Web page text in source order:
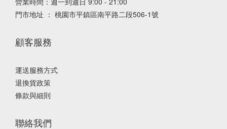
門市地址 ： 桃園市平鎮區南平路二段506-1號
顧客服務
運送服務方式
退換貨政策
條款與細則
聯絡我們